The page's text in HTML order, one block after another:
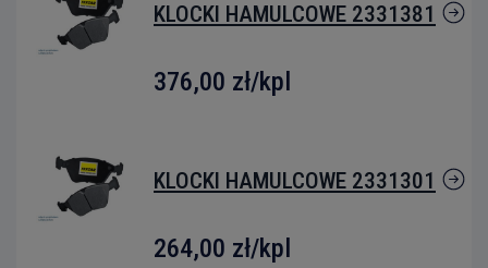
KLOCKI HAMULCOWE 2331381
376,00 zł/kpl
KLOCKI HAMULCOWE 2331301
264,00 zł/kpl